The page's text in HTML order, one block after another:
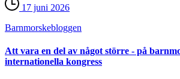
17 juni 2026
Barnmorske­bloggen
Att vara en del av något större - på
internationella kongress